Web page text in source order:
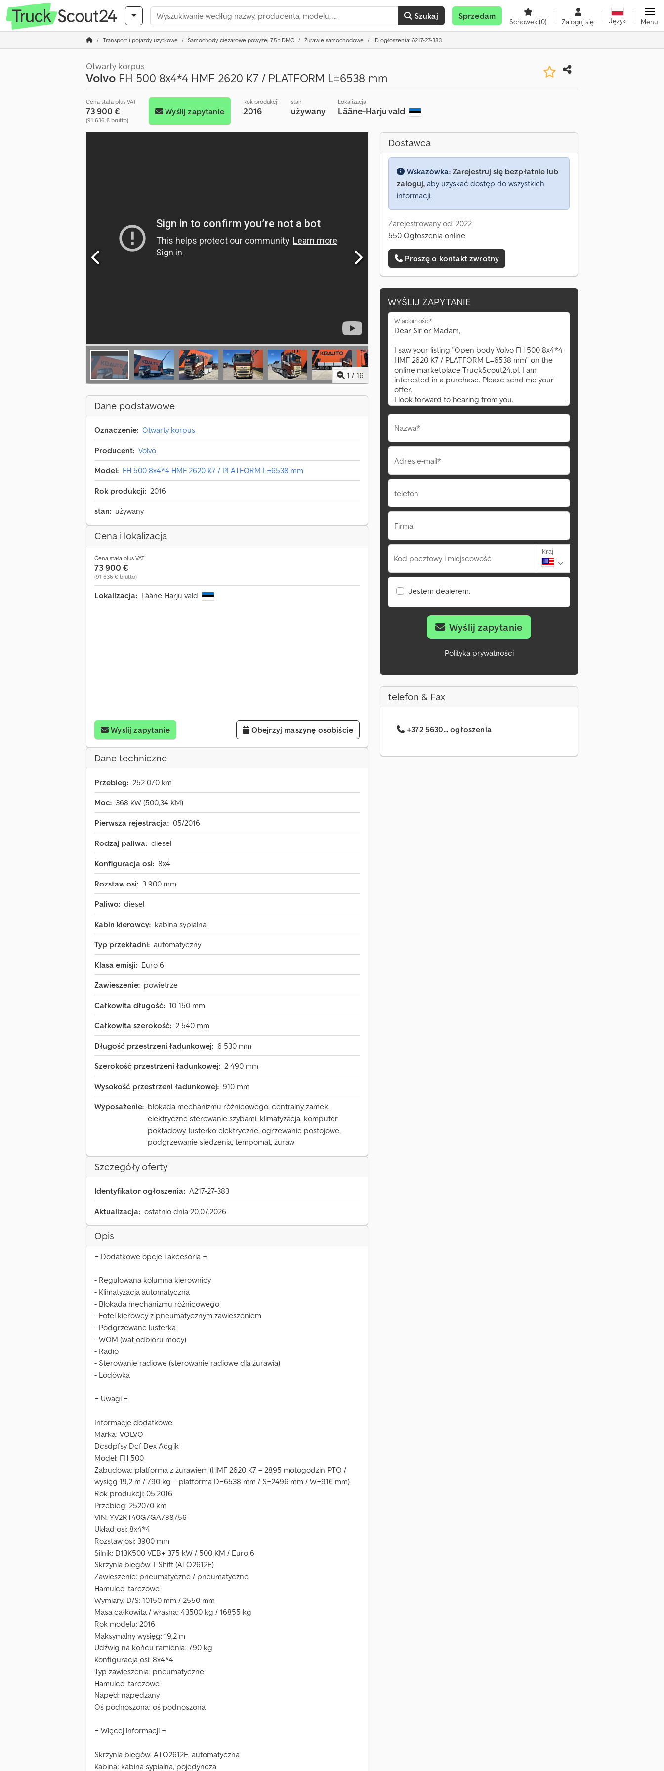
Szukaj Sprzedam
Schowek(0) Zaloguj się Język Menu
Transport i pojazdy użytkowe Samochody ciężarowe powyżej 7,5 t DMC Żurawie samochodowe ID ogłoszenia: A217-27-383
Otwarty korpus
Volvo FH 500 8x4*4 HMF 2620 K7 / PLATFORM L=6538 mm
Cena stała plus VAT
73 900 €
(91 636 € brutto)
Wyślij zapytanie
Rok produkcji
2016
stan
używany
Lokalizacja
Lääne-Harju vald
1 / 16
Dane podstawowe
Oznaczenie: Otwarty korpus
Producent: Volvo
Model: FH 500 8x4*4 HMF 2620 K7 / PLATFORM L=6538 mm
Rok produkcji: 2016
stan: używany
Cena i lokalizacja
Cena stała plus VAT
73 900 €
(91 636 € brutto)
Lokalizacja: Lääne-Harju vald
Wyślij zapytanie Obejrzyj maszynę osobiście
Dane techniczne
Przebieg: 252 070 km
Moc: 368 kW (500,34 KM)
Pierwsza rejestracja: 05/2016
Rodzaj paliwa: diesel
Konfiguracja osi: 8x4
Rozstaw osi: 3 900 mm
Paliwo: diesel
Kabin kierowcy: kabina sypialna
Typ przekładni: automatyczny
Klasa emisji: Euro 6
Zawieszenie: powietrze
Całkowita długość: 10 150 mm
Całkowita szerokość: 2 540 mm
Długość przestrzeni ładunkowej: 6 530 mm
Szerokość przestrzeni ładunkowej: 2 490 mm
Wysokość przestrzeni ładunkowej: 910 mm
Wyposażenie: blokada mechanizmu różnicowego, centralny zamek,
elektryczne sterowanie szybami, klimatyzacja, komputer
pokładowy, lusterko elektryczne, ogrzewanie postojowe,
podgrzewanie siedzenia, tempomat, żuraw
Szczegóły oferty
Identyfikator ogłoszenia: A217-27-383
Aktualizacja: ostatnio dnia 20.07.2026
Opis
= Dodatkowe opcje i akcesoria =
- Regulowana kolumna kierownicy
- Klimatyzacja automatyczna
- Blokada mechanizmu różnicowego
- Fotel kierowcy z pneumatycznym zawieszeniem
- Podgrzewane lusterka
- WOM (wał odbioru mocy)
- Radio
- Sterowanie radiowe (sterowanie radiowe dla żurawia)
- Lodówka
= Uwagi =
Informacje dodatkowe:
Marka: VOLVO
Dcsdpfsy Dcf Dex Acgjk
Model: FH 500
Zabudowa: platforma z żurawiem (HMF 2620 K7 – 2895 motogodzin PTO /
wysięg 19,2 m / 790 kg – platforma D=6538 mm / S=2496 mm / W=916 mm)
Rok produkcji: 05.2016
Przebieg: 252070 km
VIN: YV2RT40G7GA788756
Układ osi: 8x4*4
Rozstaw osi: 3900 mm
Silnik: D13K500 VEB+ 375 kW / 500 KM / Euro 6
Skrzynia biegów: I-Shift (ATO2612E)
Zawieszenie: pneumatyczne / pneumatyczne
Hamulce: tarczowe
Wymiary: D/S: 10150 mm / 2550 mm
Masa całkowita / własna: 43500 kg / 16855 kg
Rok modelu: 2016
Maksymalny wysięg: 19,2 m
Udźwig na końcu ramienia: 790 kg
Konfiguracja osi: 8x4*4
Typ zawieszenia: pneumatyczne
Hamulce: tarczowe
Napęd: napędzany
Oś podnoszona: oś podnoszona
= Więcej informacji =
Skrzynia biegów: ATO2612E, automatyczna
Kabina: kabina sypialna, pojedyncza
Dostawca
Wskazówka: Zarejestruj się bezpłatnie lub
zaloguj, aby uzyskać dostęp do wszystkich
informacji.
Zarejestrowany od: 2022
550 Ogłoszenia online
Proszę o kontakt zwrotny
WYŚLIJ ZAPYTANIE
Wiadomość*
Nazwa*
Adres e-mail*
telefon
Firma
Kod pocztowy i miejscowość
Kraj
Jestem dealerem.
Wyślij zapytanie
Polityka prywatności
telefon & Fax
+372 5630... ogłoszenia